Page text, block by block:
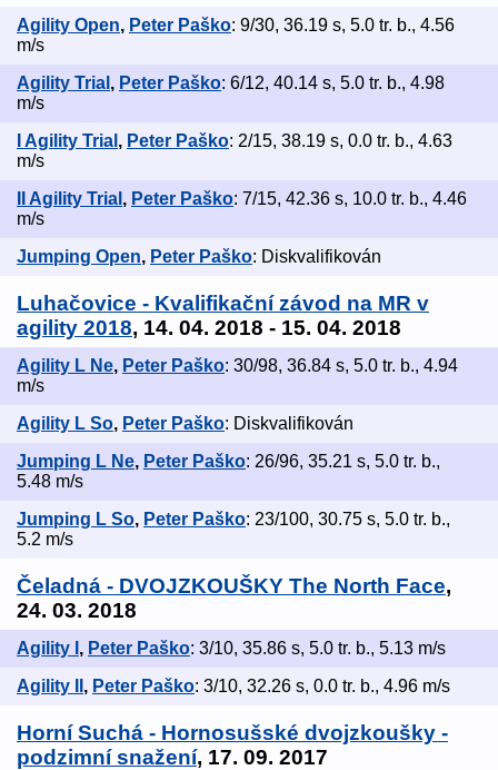
Agility Open, Peter Paško: 9/30, 36.19 s, 5.0 tr. b., 4.56
m/s
Agility Trial , Peter Paško: 6/12, 40.14 s, 5.0 tr. b., 4.98
m/s
I Agility Trial , Peter Paško: 2/15, 38.19 s, 0.0 tr. b., 4.63
m/s
II Agility Trial , Peter Paško: 7/15, 42.36 s, 10.0 tr. b., 4.46
m/s
Jumping Open, Peter Paško: Diskvalifikován
Luhačovice - Kvalifikační závod na MR v
agility 2018, 14. 04. 2018 - 15. 04. 2018
Agility L Ne, Peter Paško: 30/98, 36.84 s, 5.0 tr. b., 4.94
m/s
Agility L So, Peter Paško: Diskvalifikován
Jumping L Ne, Peter Paško: 26/96, 35.21 s, 5.0 tr. b.,
5.48 m/s
Jumping L So, Peter Paško: 23/100, 30.75 s, 5.0 tr. b.,
5.2 m/s
Čeladná - DVOJZKOUŠKY The North Face,
24. 03. 2018
Agility I , Peter Paško: 3/10, 35.86 s, 5.0 tr. b., 5.13 m/s
Agility II , Peter Paško: 3/10, 32.26 s, 0.0 tr. b., 4.96 m/s
Horní Suchá - Hornosušské dvojzkoušky -
podzimní snažení, 17. 09. 2017